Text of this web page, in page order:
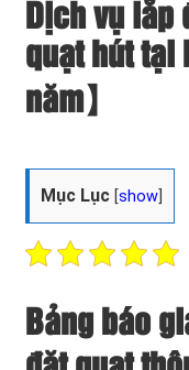
Dịch vụ lắp
quạt hút tại
năm】
Mục Lục [show
Bảng báo